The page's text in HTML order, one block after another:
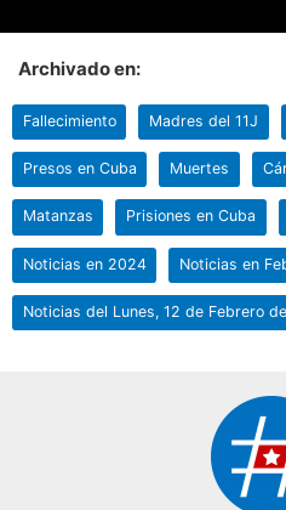
Archivado en:
Fallecimiento Madres del 11J
Presos en Cuba Muertes
Matanzas Prisiones en Cuba
Noticias en 2024 Noticias en
Noticias del Lunes, 12 de Febrero